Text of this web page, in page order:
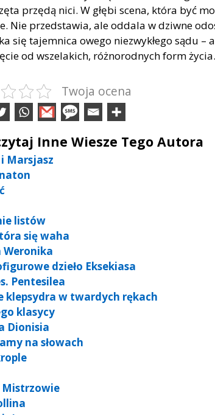
przędą nici. W głębi scena, która być
Nie przedstawia, ale oddala w dziwne
się tajemnica owego niezwykłego sądu
od wszelakich, różnorodnych form życia.
Twoja ocena
Inne Wiesze Tego Autora
Marsjasz
listów
się waha
Weronika
dzieło Eksekiasa
Pentesilea
klepsydra w twardych rękach
klasycy
Dionisia
na słowach
Mistrzowie